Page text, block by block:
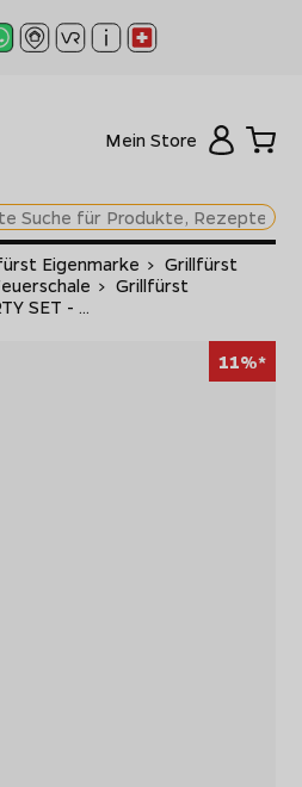
Mein Store
Eigenmarke > Grillfürst
> Grillfürst
SET - ...
11%*